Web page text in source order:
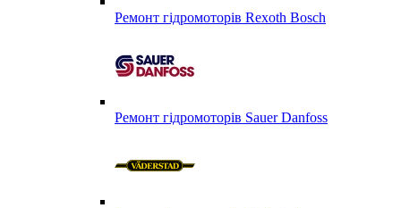
Ремонт гідромоторів Rexoth Bosch
Ремонт гідромоторів Sauer Danfoss